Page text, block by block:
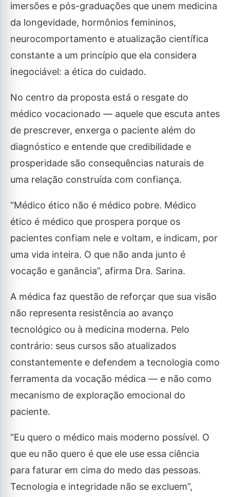
imersões e pós-graduações que unem medicina
da longevidade, hormônios femininos,
neurocomportamento e atualização científica
constante a um princípio que ela considera
inegociável: a ética do cuidado.
No centro da proposta está o resgate do
médico vocacionado — aquele que escuta antes
de prescrever, enxerga o paciente além do
diagnóstico e entende que credibilidade e
prosperidade são consequências naturais de
uma relação construída com confiança.
“Médico ético não é médico pobre. Médico
ético é médico que prospera porque os
pacientes confiam nele e voltam, e indicam, por
uma vida inteira. O que não anda junto é
vocação e ganância”, afirma Dra. Sarina.
A médica faz questão de reforçar que sua visão
não representa resistência ao avanço
tecnológico ou à medicina moderna. Pelo
contrário: seus cursos são atualizados
constantemente e defendem a tecnologia como
ferramenta da vocação médica — e não como
mecanismo de exploração emocional do
paciente.
“Eu quero o médico mais moderno possível. O
que eu não quero é que ele use essa ciência
para faturar em cima do medo das pessoas.
Tecnologia e integridade não se excluem”,